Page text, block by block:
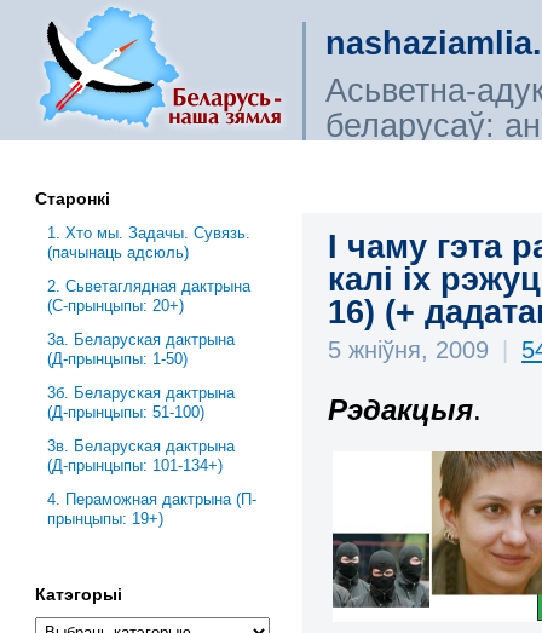
Асьветна-
беларусаў:
І чаму гэта
калі іх
16) (+
5 жніўня, 2009 |
Рэдакцыя.
Старонкі
1. Хто мы. Задачы. Сувязь.
(пачынаць адсюль)
2. Сьветаглядная дактрына
(С-прынцыпы: 20+)
3a. Беларуская дактрына
(Д-прынцыпы: 1-50)
3б. Беларуская дактрына
(Д-прынцыпы: 51-100)
3в. Беларуская дактрына
(Д-прынцыпы: 101-134+)
4. Пераможная дактрына (П-
прынцыпы: 19+)
Катэгорыі